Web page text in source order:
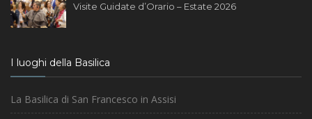
Visite Guidate d’Orario – Estate 2026
I luoghi della Basilica
La Basilica di San Francesco in Assisi